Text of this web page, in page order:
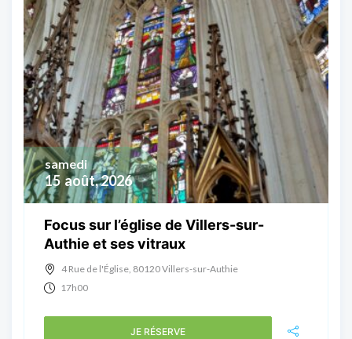
15 août, 2026
samedi
Focus sur l’église de Villers-sur-
Authie et ses vitraux
4 Rue de l'Église, 80120 Villers-sur-Authie
17h00
JE RÉSERVE